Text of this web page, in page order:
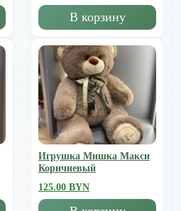
В корзину
Игрушка Мишка Mакси
Коричневый
125.00 BYN